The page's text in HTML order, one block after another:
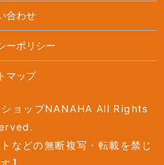
合わせ
ーポリシー
マップ
ョップNANAHA All Rights
などの無断複写・転載を禁じ